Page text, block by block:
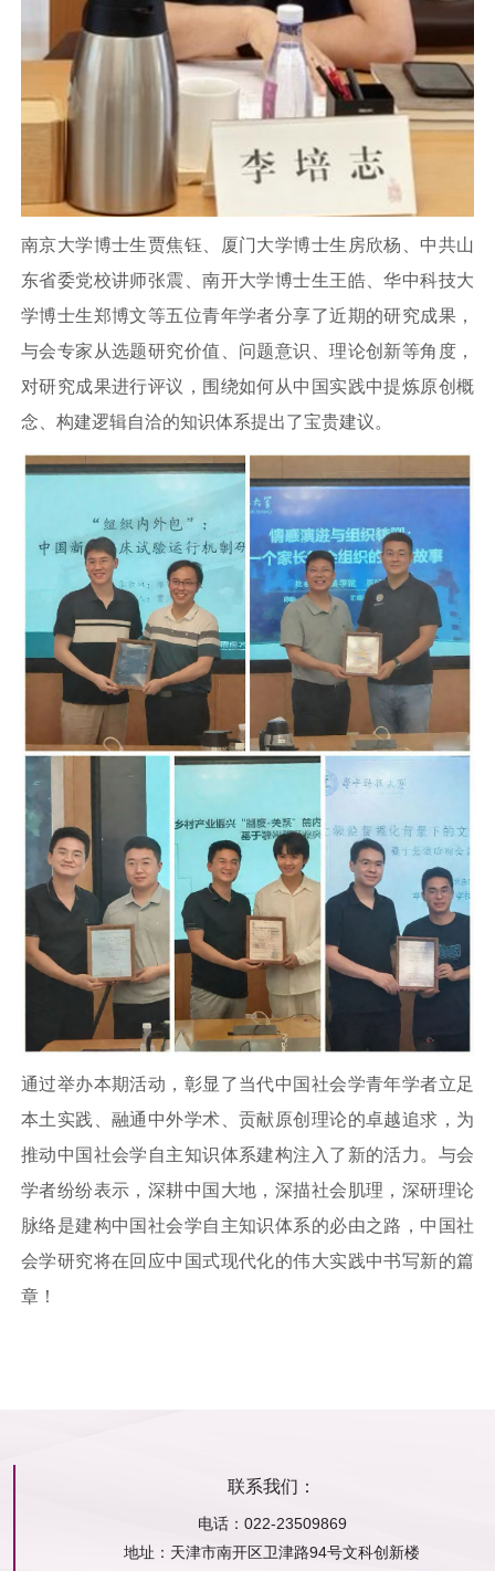
南京大学博士生贾焦钰、厦门大学博士生房欣杨、中共山
东省委党校讲师张震、南开大学博士生王皓、华中科技大
学博士生郑博文等五位青年学者分享了近期的研究成果，
与会专家从选题研究价值、问题意识、理论创新等角度，
对研究成果进行评议，围绕如何从中国实践中提炼原创概
念、构建逻辑自洽的知识体系提出了宝贵建议。
通过举办本期活动，彰显了当代中国社会学青年学者立足
本土实践、融通中外学术、贡献原创理论的卓越追求，为
推动中国社会学自主知识体系建构注入了新的活力。与会
学者纷纷表示，深耕中国大地，深描社会肌理，深研理论
脉络是建构中国社会学自主知识体系的必由之路，中国社
会学研究将在回应中国式现代化的伟大实践中书写新的篇
章！
联系我们：
电话：022-23509869
地址： 天津市南开区卫津路94号文科创新楼